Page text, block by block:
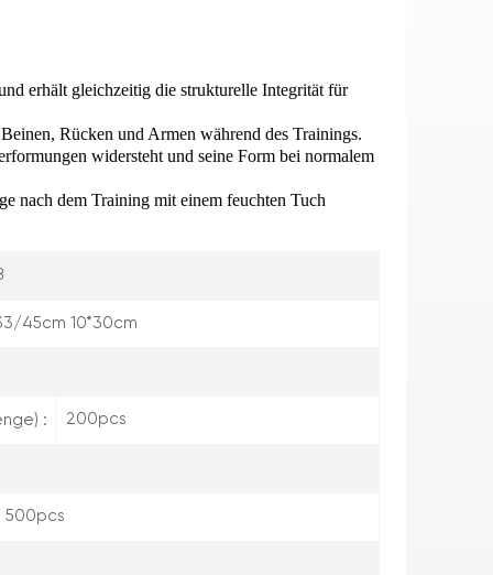
erhält gleichzeitig die strukturelle Integrität für
Rücken und Armen während des Trainings.
widersteht und seine Form bei normalem
nach dem Training mit einem feuchten Tuch
45cm 10*30cm
: 200pcs
500pcs